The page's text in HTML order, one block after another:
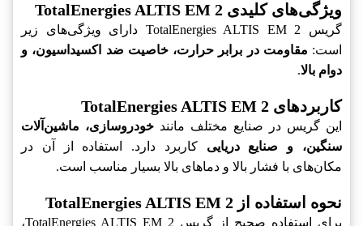
ویژگی‌های کلیدی TotalEnergies ALTIS EM 2‎
گریس TotalEnergies ALTIS EM 2‎ دارای ویژگی‌های زیر
است: مقاومت در برابر حرارت، خاصیت ضد اکسیداسیون، و
دوام بالا.
کاربردهای TotalEnergies ALTIS EM 2‎
این گریس در صنایع مختلف مانند خودروسازی، ماشین‌آلات
سنگین، و صنایع دریایی کاربرد دارد. استفاده از آن در
مکان‌های با فشار بالا و دماهای بالا بسیار مناسب است.
نحوه استفاده از TotalEnergies ALTIS EM 2‎
برای استفاده صحیح از گریس TotalEnergies ALTIS EM 2‎،